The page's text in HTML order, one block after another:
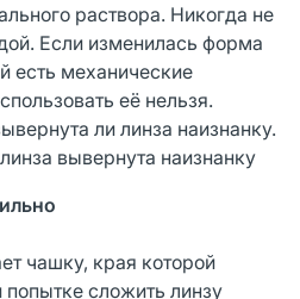
раствора. Никогда не
Если изменилась форма
есть механические
её нельзя.
ли линза наизнанку.
вывернута наизнанку
чашку, края которой
сложить линзу